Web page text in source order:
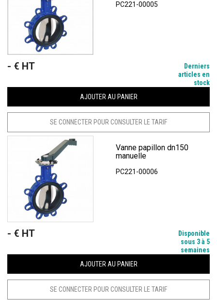
PC221-00005
Prix
- € HT
Derniers
articles en
stock
AJOUTER AU PANIER
SE CONNECTER POUR CONSULTER LE TARIF
Vanne papillon dn150
manuelle
PC221-00006
Prix
- € HT
Disponible
sous 3 à 5
semaines
AJOUTER AU PANIER
SE CONNECTER POUR CONSULTER LE TARIF